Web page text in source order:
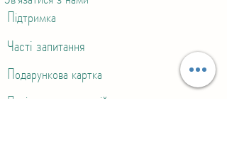
Підтримка
Часті запитання
Подарункова картка
Політика компенсацій та повернень